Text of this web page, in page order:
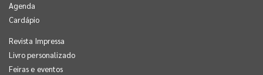
Agenda
Cardápio
Revista Impressa
Livro personalizado
Feiras e eventos